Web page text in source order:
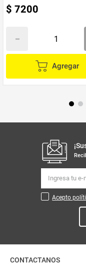
$ 7200
Agregar
Acepto
CONTACTANOS